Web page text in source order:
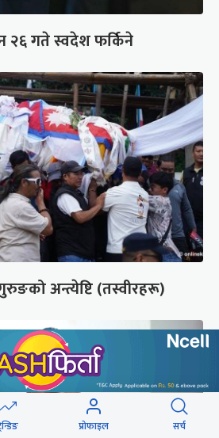
२६ गते स्वदेश फर्किने
अन्त्येष्टि (तस्वीरहरू)
प्रोफाइल सर्च